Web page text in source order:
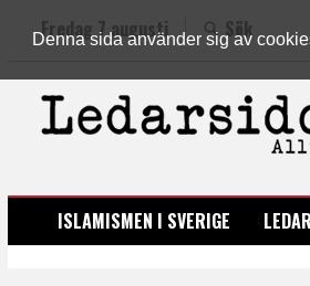
Denna sida använder sig av
Fredag 7 augusti Sök
LEDARSIDORNA.SE
ISLAMISMEN I SVERIGE